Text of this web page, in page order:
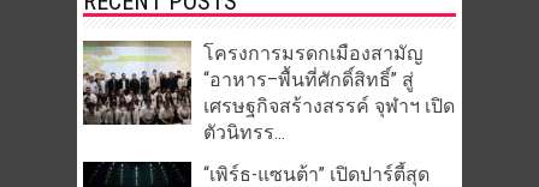
โครงการมรดกเมืองสามัญ
“อาหาร–พื้นที่ศักดิ์สิทธิ์” สู่
เศรษฐกิจสร้างสรรค์ จุฬาฯ เปิด
ตัวนิทรร...
“เพิร์ธ-แซนต้า” เปิดปาร์ตี้สุด